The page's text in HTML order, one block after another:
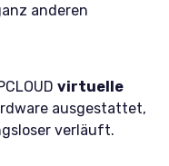
anderen
virtuelle
ausgestattet,
verläuft.